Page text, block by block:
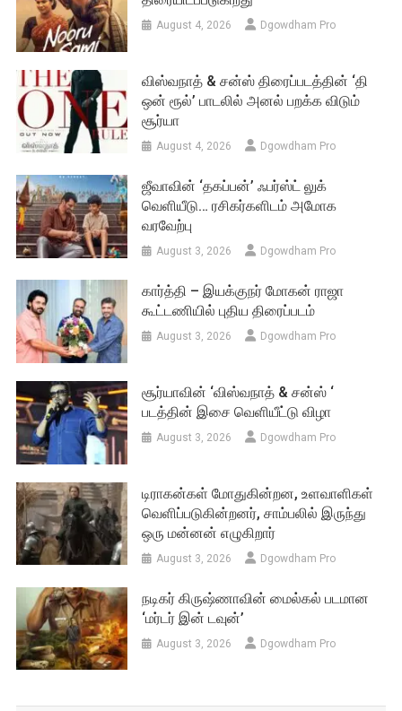
August 4, 2026 Dgowdham Pro
விஸ்வநாத் & சன்ஸ் திரைப்படத்தின் ‘தி
ஒன் ரூல்’ பாடலில் அனல் பறக்க விடும்
சூர்யா
August 4, 2026 Dgowdham Pro
ஜீவாவின் ‘தகப்பன்’ ஃபர்ஸ்ட் லுக்
வெளியீடு… ரசிகர்களிடம் அமோக
வரவேற்பு
August 3, 2026 Dgowdham Pro
கார்த்தி – இயக்குநர் மோகன் ராஜா
கூட்டணியில் புதிய திரைப்படம்
August 3, 2026 Dgowdham Pro
சூர்யாவின் ‘விஸ்வநாத் & சன்ஸ் ‘
படத்தின் இசை வெளியீட்டு விழா
August 3, 2026 Dgowdham Pro
டிராகன்கள் மோதுகின்றன, உளவாளிகள்
வெளிப்படுகின்றனர், சாம்பலில் இருந்து
ஒரு மன்னன் எழுகிறார்
August 3, 2026 Dgowdham Pro
நடிகர் கிருஷ்ணாவின் மைல்கல் படமான
‘மர்டர் இன் டவுன்’
August 3, 2026 Dgowdham Pro